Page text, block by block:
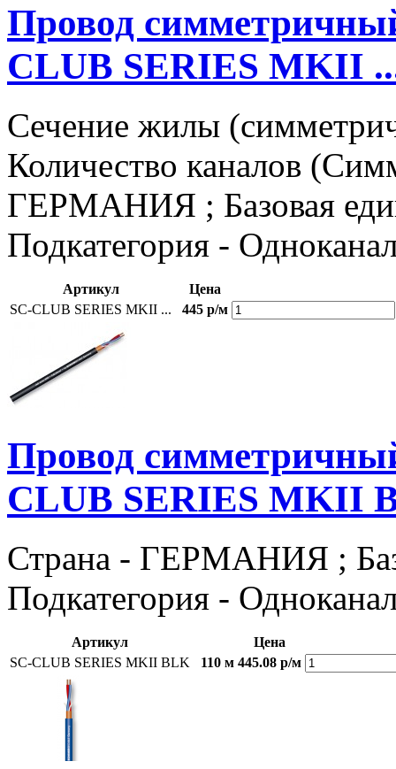
Провод
CLUB SERIES MKII
Сечение жилы
Количество каналов
ГЕРМАНИЯ ; Базовая
Подкатегория -
Артикул
Цена
SC-CLUB SERIES MKII ...
445 р/м
Провод
CLUB SERIES MKII
Страна - ГЕРМАНИЯ ;
Подкатегория -
Артикул
Цена
SC-CLUB SERIES MKII BLK
110 м 445.08 р/м